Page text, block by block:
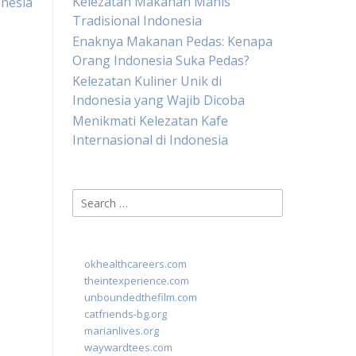
Tradisional Indonesia
Enaknya Makanan Pedas: Kenapa
Orang Indonesia Suka Pedas?
Kelezatan Kuliner Unik di
Indonesia yang Wajib Dicoba
Menikmati Kelezatan Kafe
Internasional di Indonesia
Search
for:
okhealthcareers.com
theintexperience.com
unboundedthefilm.com
catfriends-bg.org
marianlives.org
waywardtees.com